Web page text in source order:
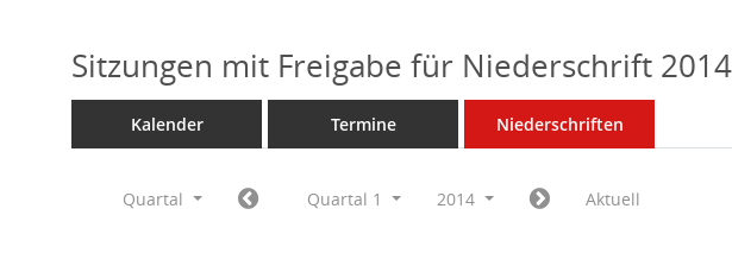
Sitzungen mit Freigabe für Niederschrift 2014
Kalender Termine Niederschriften
Quartal Quartal 1 2014 Aktuell